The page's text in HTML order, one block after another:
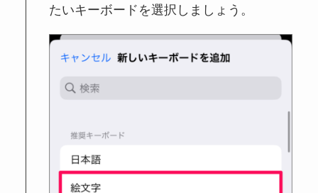
たいキーボードを選択しましょう。